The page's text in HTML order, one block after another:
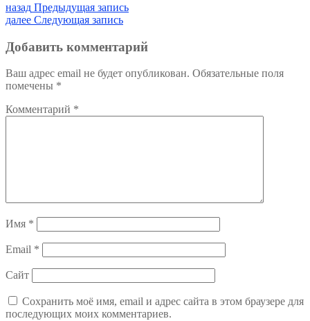
Навигация
по
записям
назад Предыдущая
запись:
Предыдущая запись
далее Следующая
Следующая запись
Добавить комментарий
Ваш адрес email не будет опубликован. Обязательные поля
помечены *
Комментарий *
Имя *
Email *
Сайт
Сохранить моё имя, email и адрес сайта в этом браузере для
последующих моих комментариев.